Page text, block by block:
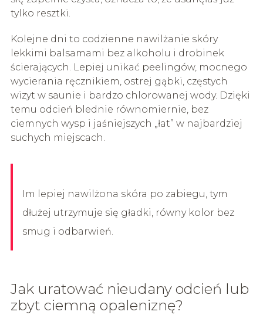
tylko resztki.
Kolejne dni to codzienne nawilżanie skóry
lekkimi balsamami bez alkoholu i drobinek
ścierających. Lepiej unikać peelingów, mocnego
wycierania ręcznikiem, ostrej gąbki, częstych
wizyt w saunie i bardzo chlorowanej wody. Dzięki
temu odcień blednie równomiernie, bez
ciemnych wysp i jaśniejszych „łat” w najbardziej
suchych miejscach.
Im lepiej nawilżona skóra po zabiegu, tym
dłużej utrzymuje się gładki, równy kolor bez
smug i odbarwień.
Jak uratować nieudany odcień lub
zbyt ciemną opaleniznę?